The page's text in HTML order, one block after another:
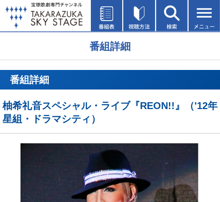
番組詳細
番組詳細
柚希礼音スペシャル・ライブ『REON!!』（'12年
星組・ドラマシティ）